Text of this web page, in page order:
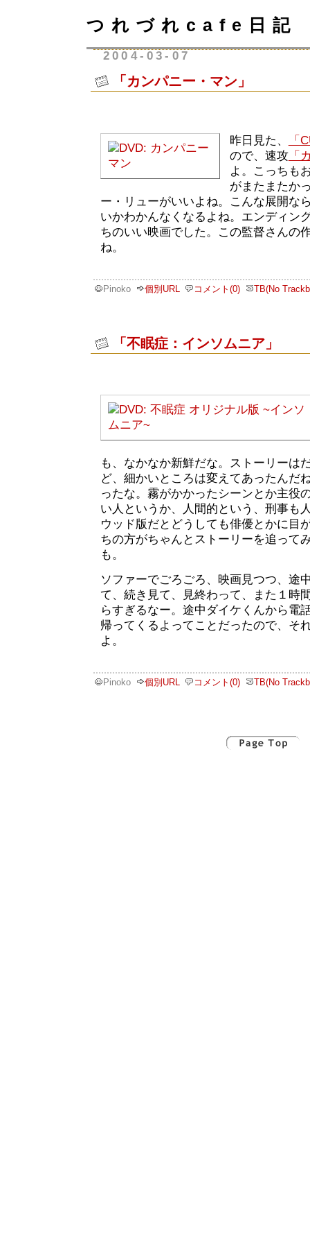
つれづれcafe日記
2004-03-07
「カンパニー・マン」
昨日見た、
「
ので、速攻「
よ。こっちも
がまたまたか
ー・リューがいいよね。こんな展開な
いかわかんなくなるよね。エンディン
ちのいい映画でした。この監督さんの
ね。
Pinoko 個別URL コメント(0) TB(No
「不眠症：インソムニア」
も、なかなか新鮮だな。ストーリーは
ど、細かいところは変えてあったんだ
ったな。霧がかかったシーンとか主役
い人というか、人間的という、刑事も
ウッド版だとどうしても俳優とかに目
ちの方がちゃんとストーリーを追って
も。
ソファーでごろごろ、映画見つつ、途
て、続き見て、見終わって、また１時
らすぎるなー。途中ダイケくんから電
帰ってくるよってことだったので、そ
よ。
Pinoko 個別URL コメント(0) TB(No